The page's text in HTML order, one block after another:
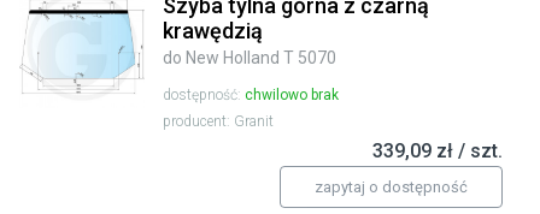
Szyba tylna górna z czarną
krawędzią
do New Holland T 5070
dostępność: chwilowo brak
producent: Granit
339,09 zł / szt.
zapytaj o dostępność